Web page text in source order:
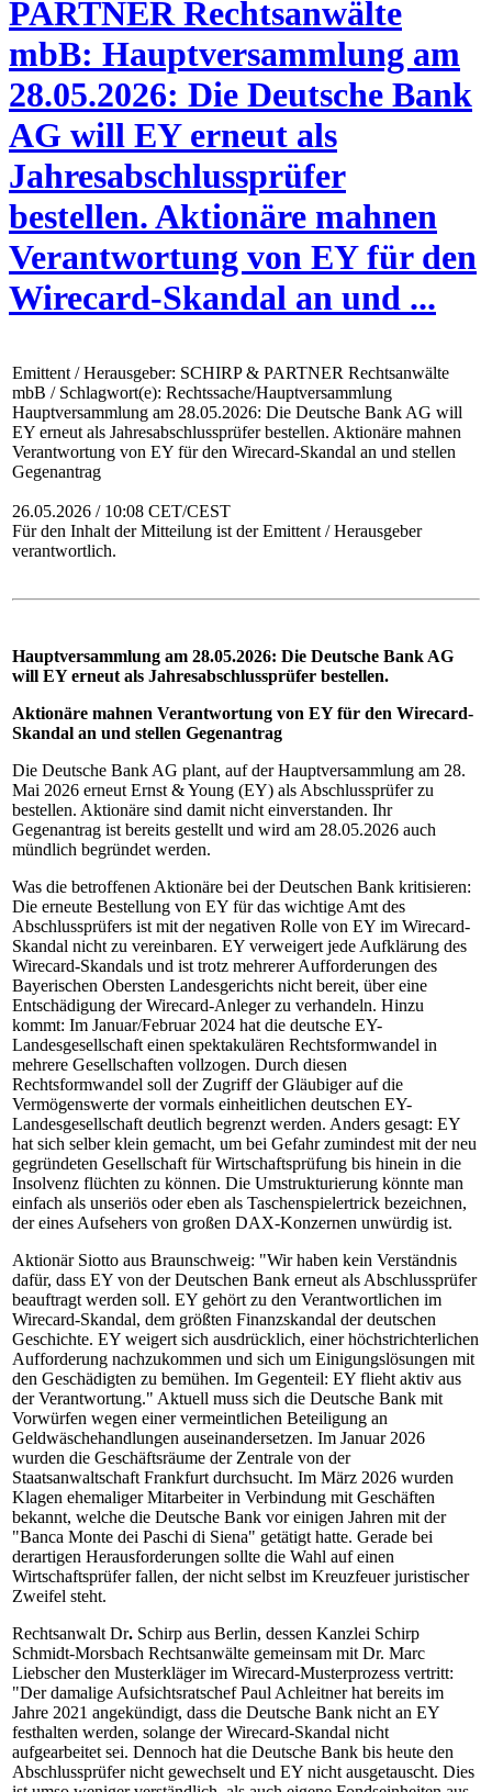
PARTNER Rechtsanwälte
mbB: Hauptversammlung am
28.05.2026: Die Deutsche Bank
AG will EY erneut als
Jahresabschlussprüfer
bestellen. Aktionäre mahnen
Verantwortung von EY für den
Wirecard-Skandal an und ...
Emittent / Herausgeber: SCHIRP & PARTNER Rechtsanwälte
mbB / Schlagwort(e): Rechtssache/Hauptversammlung
Hauptversammlung am 28.05.2026: Die Deutsche Bank AG will
EY erneut als Jahresabschlussprüfer bestellen. Aktionäre mahnen
Verantwortung von EY für den Wirecard-Skandal an und stellen
Gegenantrag
26.05.2026 / 10:08 CET/CEST
Für den Inhalt der Mitteilung ist der Emittent / Herausgeber
verantwortlich.
Hauptversammlung am 28.05.2026: Die Deutsche Bank AG
will EY erneut als Jahresabschlussprüfer bestellen.
Aktionäre mahnen Verantwortung von EY für den Wirecard-
Skandal an und stellen Gegenantrag
Die Deutsche Bank AG plant, auf der Hauptversammlung am 28.
Mai 2026 erneut Ernst & Young (EY) als Abschlussprüfer zu
bestellen. Aktionäre sind damit nicht einverstanden. Ihr
Gegenantrag ist bereits gestellt und wird am 28.05.2026 auch
mündlich begründet werden.
Was die betroffenen Aktionäre bei der Deutschen Bank kritisieren:
Die erneute Bestellung von EY für das wichtige Amt des
Abschlussprüfers ist mit der negativen Rolle von EY im Wirecard-
Skandal nicht zu vereinbaren. EY verweigert jede Aufklärung des
Wirecard-Skandals und ist trotz mehrerer Aufforderungen des
Bayerischen Obersten Landesgerichts nicht bereit, über eine
Entschädigung der Wirecard-Anleger zu verhandeln. Hinzu
kommt: Im Januar/Februar 2024 hat die deutsche EY-
Landesgesellschaft einen spektakulären Rechtsformwandel in
mehrere Gesellschaften vollzogen. Durch diesen
Rechtsformwandel soll der Zugriff der Gläubiger auf die
Vermögenswerte der vormals einheitlichen deutschen EY-
Landesgesellschaft deutlich begrenzt werden. Anders gesagt: EY
hat sich selber klein gemacht, um bei Gefahr zumindest mit der neu
gegründeten Gesellschaft für Wirtschaftsprüfung bis hinein in die
Insolvenz flüchten zu können. Die Umstrukturierung könnte man
einfach als unseriös oder eben als Taschenspielertrick bezeichnen,
der eines Aufsehers von großen DAX-Konzernen unwürdig ist.
Aktionär Siotto aus Braunschweig: "Wir haben kein Verständnis
dafür, dass EY von der Deutschen Bank erneut als Abschlussprüfer
beauftragt werden soll. EY gehört zu den Verantwortlichen im
Wirecard-Skandal, dem größten Finanzskandal der deutschen
Geschichte. EY weigert sich ausdrücklich, einer höchstrichterlichen
Aufforderung nachzukommen und sich um Einigungslösungen mit
den Geschädigten zu bemühen. Im Gegenteil: EY flieht aktiv aus
der Verantwortung." Aktuell muss sich die Deutsche Bank mit
Vorwürfen wegen einer vermeintlichen Beteiligung an
Geldwäschehandlungen auseinandersetzen. Im Januar 2026
wurden die Geschäftsräume der Zentrale von der
Staatsanwaltschaft Frankfurt durchsucht. Im März 2026 wurden
Klagen ehemaliger Mitarbeiter in Verbindung mit Geschäften
bekannt, welche die Deutsche Bank vor einigen Jahren mit der
"Banca Monte dei Paschi di Siena" getätigt hatte. Gerade bei
derartigen Herausforderungen sollte die Wahl auf einen
Wirtschaftsprüfer fallen, der nicht selbst im Kreuzfeuer juristischer
Zweifel steht.
Rechtsanwalt Dr. Schirp aus Berlin, dessen Kanzlei Schirp
Schmidt-Morsbach Rechtsanwälte gemeinsam mit Dr. Marc
Liebscher den Musterkläger im Wirecard-Musterprozess vertritt:
"Der damalige Aufsichtsratschef Paul Achleitner hat bereits im
Jahre 2021 angekündigt, dass die Deutsche Bank nicht an EY
festhalten werden, solange der Wirecard-Skandal nicht
aufgearbeitet sei. Dennoch hat die Deutsche Bank bis heute den
Abschlussprüfer nicht gewechselt und EY nicht ausgetauscht. Dies